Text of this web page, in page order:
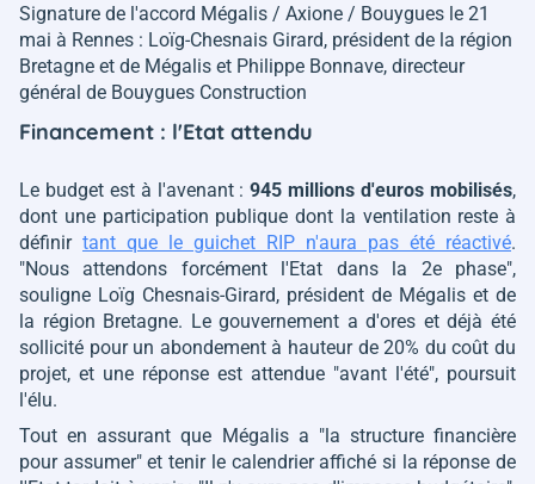
Signature de l'accord Mégalis / Axione / Bouygues le 21
mai à Rennes : Loïg-Chesnais Girard, président de la région
Bretagne et de Mégalis et Philippe Bonnave, directeur
général de Bouygues Construction
Financement : l'Etat attendu
Le budget est à l'avenant :945 millions d'euros mobilisés,
dont une participation publique dont la ventilation reste à
définir tant que le guichet RIP n'aura pas été réactivé.
"Nous attendons forcément l'Etat dans la 2e phase",
souligne Loïg Chesnais-Girard, président de Mégalis et de
la région Bretagne. Le gouvernement a d'ores et déjà été
sollicité pour un abondement à hauteur de 20% du coût du
projet, et une réponse est attendue "avant l'été", poursuit
l'élu.
Tout en assurant que Mégalis a "la structure financière
pour assumer"et tenir le calendrier affiché si la réponse de